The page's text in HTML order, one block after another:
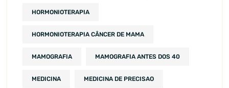
HORMONIOTERAPIA
HORMONIOTERAPIA CÂNCER DE MAMA
MAMOGRAFIA MAMOGRAFIA ANTES DOS 40
MEDICINA MEDICINA DE PRECISAO